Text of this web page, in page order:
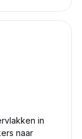
in
naar